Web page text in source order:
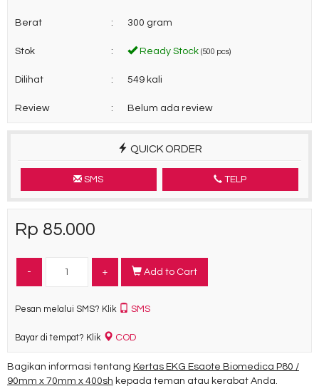
Berat : 300 gram
Stok : Ready Stock (500 pcs)
Dilihat : 549 kali
Review : Belum ada review
QUICK ORDER
SMS TELP
Rp 85.000
- + Add to Cart
Pesan melalui SMS? Klik SMS
Bayar di tempat? Klik COD
Bagikan informasi tentang Kertas EKG Esaote Biomedica P80 /
90mm x 70mm x 400sh kepada teman atau kerabat Anda.